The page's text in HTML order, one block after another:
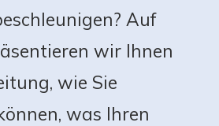
Auf
wir Ihnen
wie Sie
was Ihren